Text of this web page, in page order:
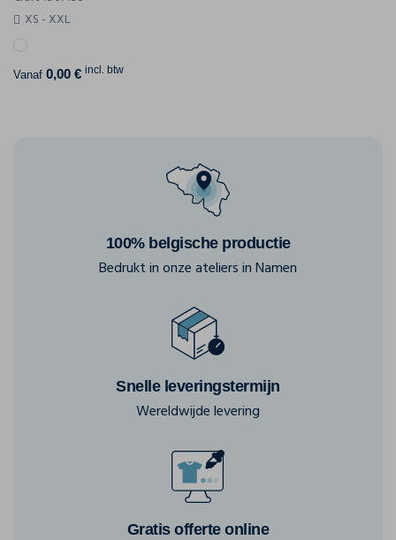
XS - XXL
Vanaf 0,00 € incl. btw
100% belgische productie
Bedrukt in onze ateliers in Namen
Snelle leveringstermijn
Wereldwijde levering
Gratis offerte online